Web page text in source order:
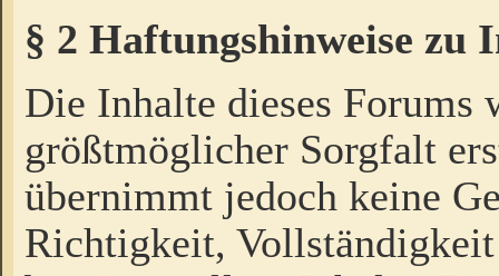
§ 2 Haftungshinweise zu
Die Inhalte dieses Forums
größtmöglicher Sorgfalt
übernimmt jedoch keine
Richtigkeit,